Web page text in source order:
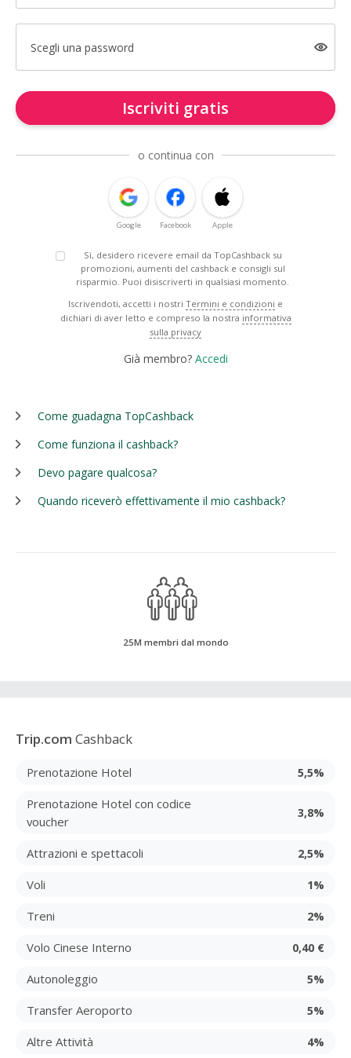
Scegli una password
Iscriviti gratis
o continua con
Google Facebook Apple
Sì, desidero ricevere email da TopCashback su
promozioni, aumenti del cashback e consigli sul
risparmio. Puoi disiscriverti in qualsiasi momento.
Iscrivendoti, accetti i nostri Termini e condizioni e
dichiari di aver letto e compreso la nostra informativa
sulla privacy
Già membro? Accedi
Come guadagna TopCashback
Come funziona il cashback?
Devo pagare qualcosa?
Quando riceverò effettivamente il mio cashback?
25M membri dal mondo
Trip.com Cashback
Prenotazione Hotel 5,5%
Prenotazione Hotel con codice
voucher
3,8%
Attrazioni e spettacoli 2,5%
Voli 1%
Treni 2%
Volo Cinese Interno 0,40 €
Autonoleggio 5%
Transfer Aeroporto 5%
Altre Attività 4%